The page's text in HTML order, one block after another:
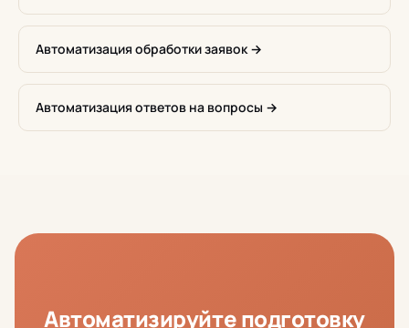
Автоматизация обработки заявок →
Автоматизация ответов на вопросы →
Автоматизируйте подготовку